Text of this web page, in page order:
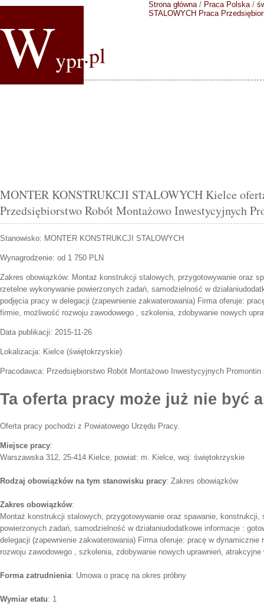
Wypr.pl
Strona główna/ Praca Polska/
STALOWYCH Praca
MONTER KONSTRUKCJI STALOWYCH Kielce
Przedsiębiorstwo Robót Montażowo Inwestycyjnych
Stanowisko: MONTER KONSTRUKCJI STALOWYCH
Wynagrodzenie: od 1 750 PLN
Zakres obowiązków: Montaż konstrukcji stalowych, przygotowywanie oraz
rzetelne wykonywanie powierzonych zadań, samodzielność w
podjęcia pracy w delegacji (zapewnienie zakwaterowania) Firma oferuje:
firmie, możliwość rozwoju zawodowego , szkolenia, zdobywanie nowych
Data publikacji: 2015-11-26
Lokalizacja: Kielce (świętokrzyskie)
Pracodawca: Przedsiębiorstwo Robót Montażowo Inwestycyjnych Promontin
Ta oferta pracy może już nie być
Oferta pracy pochodzi z Powiatowego Urzędu Pracy.
Miejsce pracy:
Warszawska 312, 25-414 Kielce, powiat: m. Kielce, woj: świętokrzyskie
Rodzaj obowiązków na tym stanowisku pracy: Zakres obowiązków
Zakres obowiązków:
Montaż konstrukcji stalowych, przygotowywanie oraz spawanie, konstrukcji,
powierzonych zadań, samodzielność w działaniudodatkowe informacje :
delegacji (zapewnienie zakwaterowania) Firma oferuje: pracę w
rozwoju zawodowego , szkolenia, zdobywanie nowych uprawnień, atrakcyjne
Forma zatrudnienia: Umowa o pracę na okres próbny
Wymiar etatu: 1